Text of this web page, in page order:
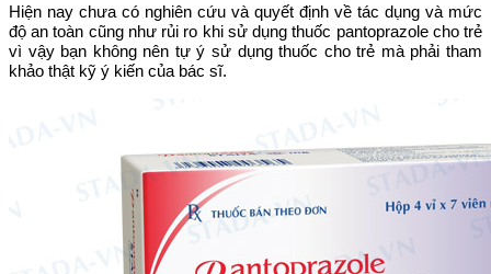
Hiện nay chưa có nghiên cứu và quyết định về tác dụng và mức
độ an toàn cũng như rủi ro khi sử dụng thuốc pantoprazole cho trẻ
vì vậy bạn không nên tự ý sử dụng thuốc cho trẻ mà phải tham
khảo thật kỹ ý kiến của bác sĩ.